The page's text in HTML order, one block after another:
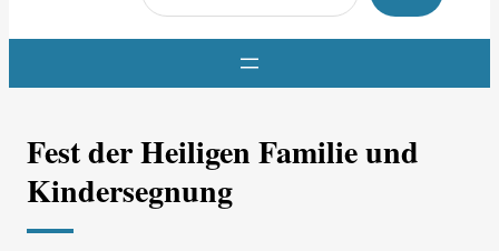
u
c
n
Fest der Heiligen Familie und
Kindersegnung